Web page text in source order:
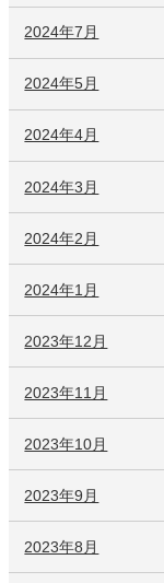
2024年7月
2024年5月
2024年4月
2024年3月
2024年2月
2024年1月
2023年12月
2023年11月
2023年10月
2023年9月
2023年8月